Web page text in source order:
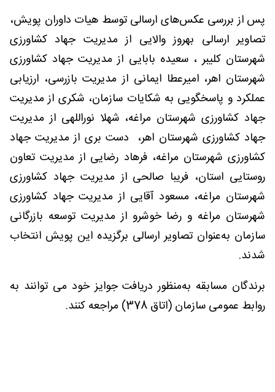
پس از بررسی عکس‌های ارسالی توسط هیات داوران پویش،
تصاویر ارسالی بهروز والایی از مدیریت جهاد کشاورزی
شهرستان کلیبر ، سعیده بابایی از مدیریت جهاد کشاورزی
شهرستان اهر، امیرعطا ایمانی از مدیریت بازرسی، ارزیابی
عملکرد و پاسخگویی به شکایات سازمان، شکری از مدیریت
جهاد کشاورزی شهرستان مراغه، شهلا نوراللهی از مدیریت
جهاد کشاورزی شهرستان اهر، دست بری از مدیریت جهاد
کشاورزی شهرستان مراغه، فرهاد رضایی از مدیریت تعاون
روستایی استان، فریبا صالحی از مدیریت جهاد کشاورزی
شهرستان مراغه، مسعود آقایی از مدیریت جهاد کشاورزی
شهرستان مراغه و رضا خوشرو از مدیریت توسعه بازرگانی
سازمان به‌عنوان تصاویر ارسالی برگزیده این پویش انتخاب
شدند.
برندگان مسابقه به‌منظور دریافت جوایز خود می توانند به
روابط عمومی سازمان (اتاق 378) مراجعه کنند.